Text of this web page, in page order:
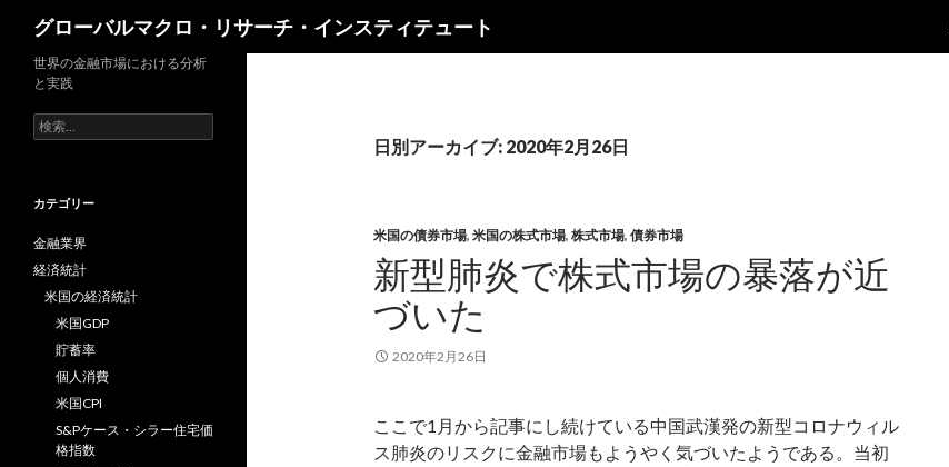
グローバルマクロ・リサーチ・インスティテュート
日別アーカイブ: 2020年2月26日
米国の債券市場, 米国の株式市場, 株式市場, 債券市場
新型肺炎で株式市場の暴落が近
づいた
2020年2月26日
ここで1月から記事にし続けている中国武漢発の新型コロナウィル
ス肺炎のリスクに金融市場もようやく気づいたようである。当初
世界の金融市場における分析
と実践
検
索:
カテゴリー
金融業界
経済統計
米国の経済統計
米国GDP
貯蓄率
個人消費
米国CPI
S&Pケース・シラー住宅価
格指数